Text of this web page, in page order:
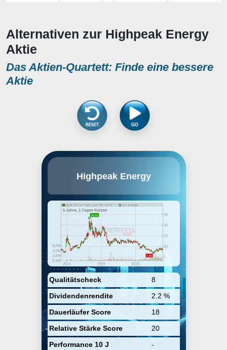
Alternativen zur Highpeak Energy
Aktie
Das Aktien-Quartett: Finde eine bessere
Aktie
Highpeak Energy
Qualitätscheck
8
Dividendenrendite
2.2 %
Dauerläufer Score
18
Relative Stärke Score
20
Performance 10 J
-
independent oil and natural gas
acquisition, development and
production of oil, natural gas and
NGL reserves. The company's
assets are primarily located in the
Howard County area of the
Midland Basin. The company was
founded on October 29, 2019 and
is headquartered in Fort Worth,
TX.